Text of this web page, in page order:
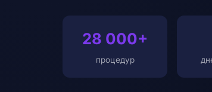
28 000+
процедур